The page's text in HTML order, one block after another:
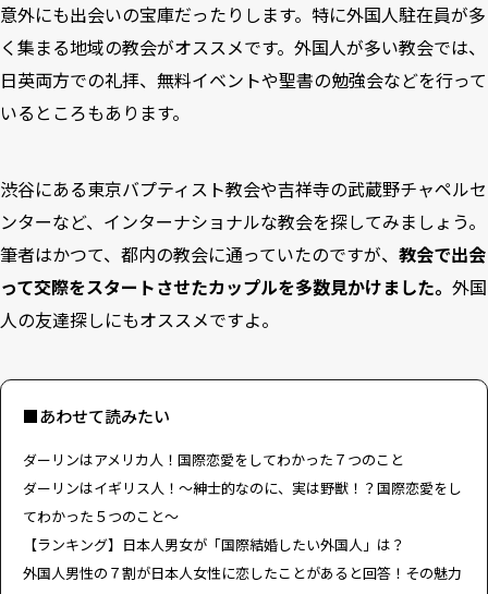
意外にも出会いの宝庫だったりします。特に外国人駐在員が多
く集まる地域の教会がオススメです。外国人が多い教会では、
日英両方での礼拝、無料イベントや聖書の勉強会などを行って
いるところもあります。
渋谷にある東京バプティスト教会や吉祥寺の武蔵野チャペルセ
ンターなど、インターナショナルな教会を探してみましょう。
筆者はかつて、都内の教会に通っていたのですが、 教会で出会
って交際をスタートさせたカップルを多数見かけました。 外国
人の友達探しにもオススメですよ。
■あわせて読みたい
ダーリンはアメリカ人！国際恋愛をしてわかった７つのこと
ダーリンはイギリス人！〜紳士的なのに、実は野獣！？国際恋愛をし
てわかった５つのこと〜
【ランキング】日本人男女が「国際結婚したい外国人」は？
外国人男性の７割が日本人女性に恋したことがあると回答！その魅力